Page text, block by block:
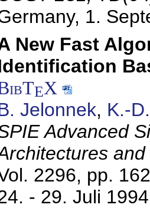
1.
New Fast
EX
Jelonnek, K.-
Advanced
2296, pp.
- 29. Juli 1994